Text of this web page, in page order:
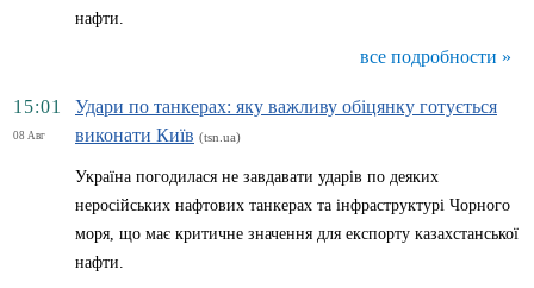
нафти.
все подробности »
15:01
08 Авг
Удари по танкерах: яку важливу обіцянку готується
виконати Київ (tsn.ua)
Україна погодилася не завдавати ударів по деяких
неросійських нафтових танкерах та інфраструктурі Чорного
моря, що має критичне значення для експорту казахстанської
нафти.